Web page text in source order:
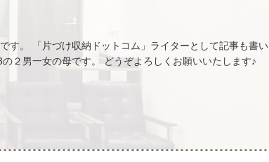
す。 「片づけ収納ドットコム」ライターとして記事も書い
２男一女の母です。 どうぞよろしくお願いいたします♪